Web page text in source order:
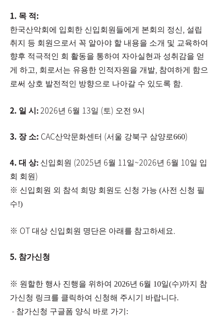
1. 목 적 :
한국산악회에 입회한 신입회원들에게 본회의 정신, 설립
취지 등 회원으로서 꼭 알아야 할 내용을 소개 및 교육하여
향후 적극적인 회 활동을 통하여 자아실현과 성취감을 얻
게 하고, 회로서는 유용한 인적자원을 개발, 참여하게 함으
로써 상호 발전적인 방향으로 나아갈 수 있도록 함.
2. 일 시 : 2026년 6월 13일 (토) 오전 9시
3. 장 소: CAC산악문화센터 (서울 강북구 삼양로660)
​4. 대 상: 신입회원 (2025년 6월 11일~2026년 6월 10일 입
회 회원)
※ 신입회원 외 참석 희망 회원도 신청 가능 (사전 신청 필
수!)
※ ​OT 대상 신입회원 명단은 아래를 참고하세요.
5. 참가신청
※ ​ 원할한 행사 진행을 위하여 2026년 6월 10일(수)까지 참
가신청 링크를 클릭하여 신청해 주시기 바랍니다.
- 참가신청 구글폼 양식 바로 가기: